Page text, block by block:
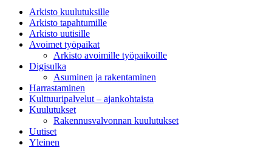
Arkisto kuulutuksille
Arkisto tapahtumille
Arkisto uutisille
Avoimet työpaikat
Arkisto avoimille työpaikoille
Digisulka
Asuminen ja rakentaminen
Harrastaminen
Kulttuuripalvelut – ajankohtaista
Kuulutukset
Rakennusvalvonnan kuulutukset
Uutiset
Yleinen